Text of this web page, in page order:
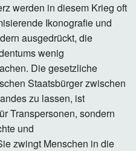
werden in diesem Krieg oft
Ikonografie und
ausgedrückt, die
wenig
Die gesetzliche
Staatsbürger zwischen
zu lassen, ist
Transpersonen, sondern
und
zwingt Menschen in die